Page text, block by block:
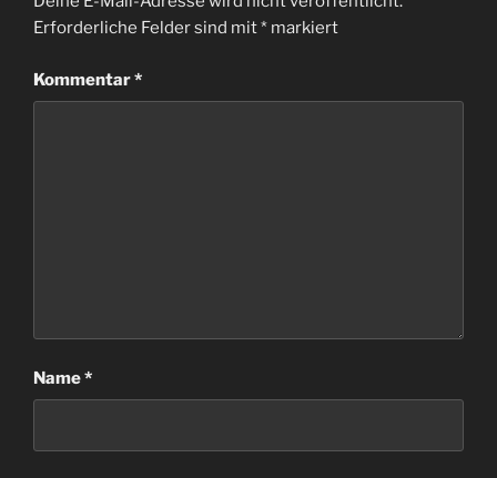
Erforderliche Felder sind mit* markiert
Kommentar*
Name*